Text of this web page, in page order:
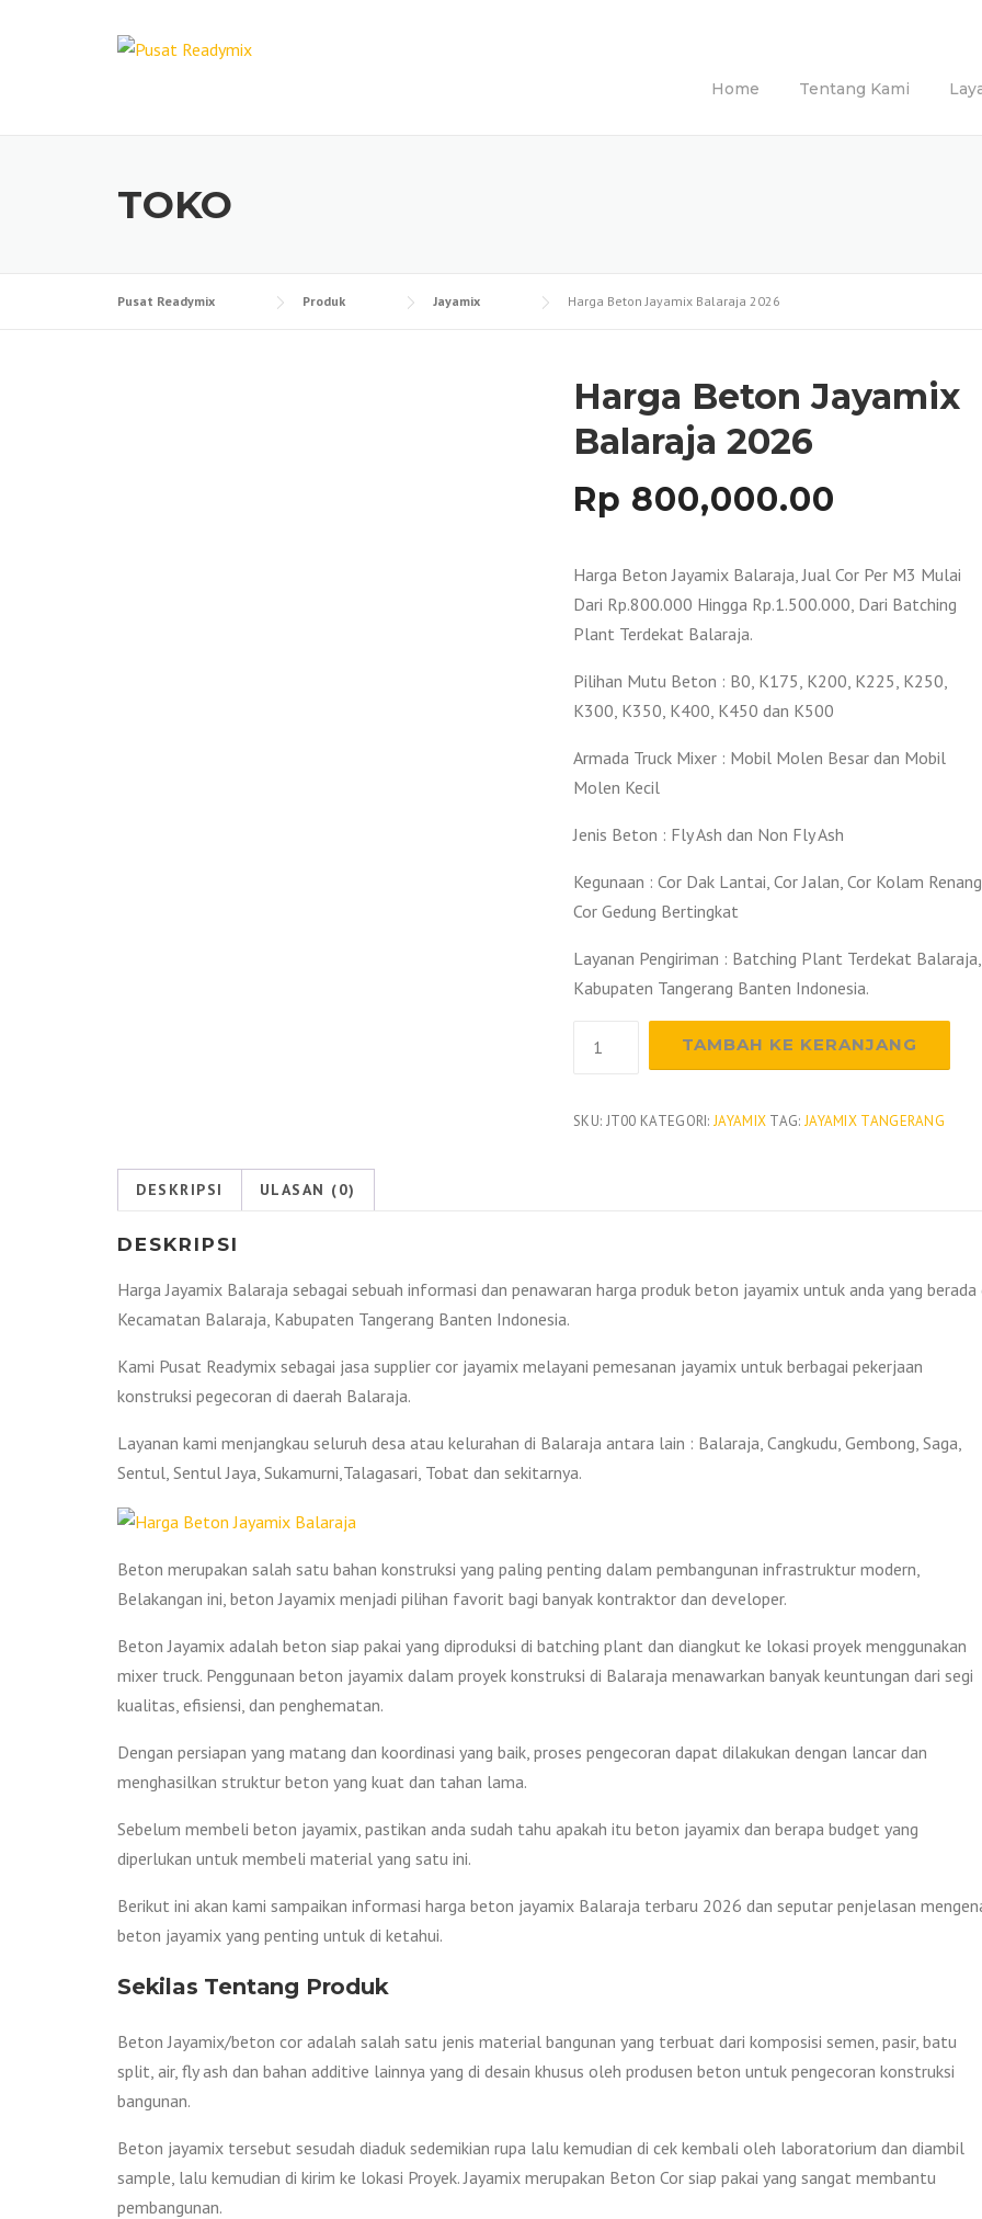
Home Tentang Kami
TOKO
Pusat Readymix Produk Jayamix Harga Beton Jayamix Balaraja 2026
Harga Beton Jayamix
Balaraja 2026
Rp 800,000.00
Harga Beton Jayamix Balaraja, Jual Cor Per M3 Mulai
Dari Rp.800.000 Hingga Rp.1.500.000, Dari Batching
Plant Terdekat Balaraja.
Pilihan Mutu Beton : B0, K175, K200, K225, K250,
K300, K350, K400, K450 dan K500
Armada Truck Mixer : Mobil Molen Besar dan Mobil
Molen Kecil
Jenis Beton : Fly Ash dan Non Fly Ash
Kegunaan : Cor Dak Lantai, Cor Jalan, Cor Kolam
Cor Gedung Bertingkat
Layanan Pengiriman : Batching Plant Terdekat Balaraja,
Kabupaten Tangerang Banten Indonesia.
Jayamix
TAMBAH KE KERANJANG
SKU: JT00 KATEGORI:JAYAMIX TAG: JAYAMIX TANGERANG
DESKRIPSI ULASAN (0)
DESKRIPSI
Harga Jayamix Balaraja sebagai sebuah informasi dan penawaran harga produk beton jayamix untuk anda yang berada
Kecamatan Balaraja, Kabupaten Tangerang Banten Indonesia.
Kami Pusat Readymix sebagai jasa supplier cor jayamix melayani pemesanan jayamix untuk berbagai pekerjaan
konstruksi pegecoran di daerah Balaraja.
Layanan kami menjangkau seluruh desa atau kelurahan di Balaraja antara lain : Balaraja, Cangkudu, Gembong, Saga,
Sentul, Sentul Jaya, Sukamurni,Talagasari, Tobat dan sekitarnya.
Beton merupakan salah satu bahan konstruksi yang paling penting dalam pembangunan infrastruktur modern,
Belakangan ini, beton Jayamix menjadi pilihan favorit bagi banyak kontraktor dan developer.
Beton Jayamix adalah beton siap pakai yang diproduksi di batching plant dan diangkut ke lokasi proyek menggunakan
mixer truck. Penggunaan beton jayamix dalam proyek konstruksi di Balaraja menawarkan banyak keuntungan dari segi
kualitas, efisiensi, dan penghematan.
Dengan persiapan yang matang dan koordinasi yang baik, proses pengecoran dapat dilakukan dengan lancar dan
menghasilkan struktur beton yang kuat dan tahan lama.
Sebelum membeli beton jayamix, pastikan anda sudah tahu apakah itu beton jayamix dan berapa budget yang
diperlukan untuk membeli material yang satu ini.
Berikut ini akan kami sampaikan informasi harga beton jayamix Balaraja terbaru 2026 dan seputar penjelasan
beton jayamix yang penting untuk di ketahui.
Sekilas Tentang Produk
Beton Jayamix/beton cor adalah salah satu jenis material bangunan yang terbuat dari komposisi semen, pasir, batu
split, air, fly ash dan bahan additive lainnya yang di desain khusus oleh produsen beton untuk pengecoran konstruksi
bangunan.
Beton jayamix tersebut sesudah diaduk sedemikian rupa lalu kemudian di cek kembali oleh laboratorium dan diambil
sample, lalu kemudian di kirim ke lokasi Proyek. Jayamix merupakan Beton Cor siap pakai yang sangat membantu
pembangunan.